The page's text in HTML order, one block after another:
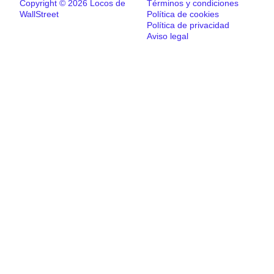
Copyright © 2026 Locos de
WallStreet
Términos y condiciones
Política de cookies
Política de privacidad
Aviso legal